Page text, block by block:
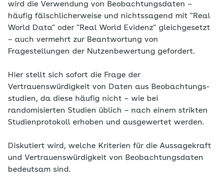
wird die Verwendung von Beobachtungsdaten –
häufig fälschlicherweise und nichtssagend mit "Real
World Data" oder "Real World Evidenz" gleichgesetzt
– auch vermehrt zur Beantwortung von
Fragestellungen der Nutzenbewertung gefordert.
Hier stellt sich sofort die Frage der
Vertrauenswürdigkeit von Daten aus Beobachtungs­
studien, da diese häufig nicht – wie bei
randomisierten Studien üblich – nach einem strikten
Studienprotokoll erhoben und ausgewertet werden.
Diskutiert wird, welche Kriterien für die Aussagekraft
und Vertrauenswürdigkeit von Beobachtungsdaten
bedeutsam sind.